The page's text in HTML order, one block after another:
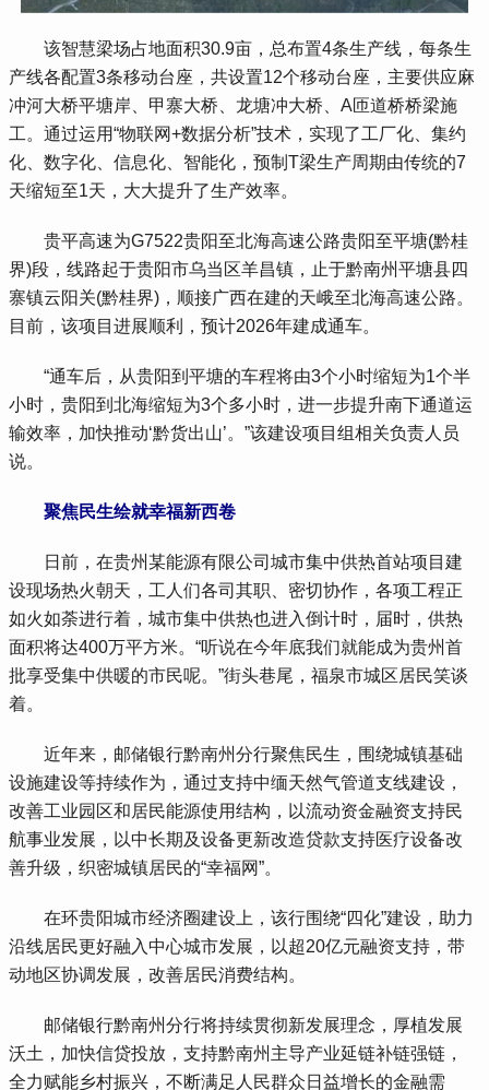
该智慧梁场占地面积30.9亩，总布置4条生产线，每条生
产线各配置3条移动台座，共设置12个移动台座，主要供应麻
冲河大桥平塘岸、甲寨大桥、龙塘冲大桥、A匝道桥桥梁施
工。通过运用“物联网+数据分析”技术，实现了工厂化、集约
化、数字化、信息化、智能化，预制T梁生产周期由传统的7
天缩短至1天，大大提升了生产效率。
贵平高速为G7522贵阳至北海高速公路贵阳至平塘(黔桂
界)段，线路起于贵阳市乌当区羊昌镇，止于黔南州平塘县四
寨镇云阳关(黔桂界)，顺接广西在建的天峨至北海高速公路。
目前，该项目进展顺利，预计2026年建成通车。
“通车后，从贵阳到平塘的车程将由3个小时缩短为1个半
小时，贵阳到北海缩短为3个多小时，进一步提升南下通道运
输效率，加快推动‘黔货出山’。”该建设项目组相关负责人员
说。
聚焦民生绘就幸福新西卷
日前，在贵州某能源有限公司城市集中供热首站项目建
设现场热火朝天，工人们各司其职、密切协作，各项工程正
如火如荼进行着，城市集中供热也进入倒计时，届时，供热
面积将达400万平方米。“听说在今年底我们就能成为贵州首
批享受集中供暖的市民呢。”街头巷尾，福泉市城区居民笑谈
着。
近年来，邮储银行黔南州分行聚焦民生，围绕城镇基础
设施建设等持续作为，通过支持中缅天然气管道支线建设，
改善工业园区和居民能源使用结构，以流动资金融资支持民
航事业发展，以中长期及设备更新改造贷款支持医疗设备改
善升级，织密城镇居民的“幸福网”。
在环贵阳城市经济圈建设上，该行围绕“四化”建设，助力
沿线居民更好融入中心城市发展，以超20亿元融资支持，带
动地区协调发展，改善居民消费结构。
邮储银行黔南州分行将持续贯彻新发展理念，厚植发展
沃土，加快信贷投放，支持黔南州主导产业延链补链强链，
全力赋能乡村振兴，不断满足人民群众日益增长的金融需